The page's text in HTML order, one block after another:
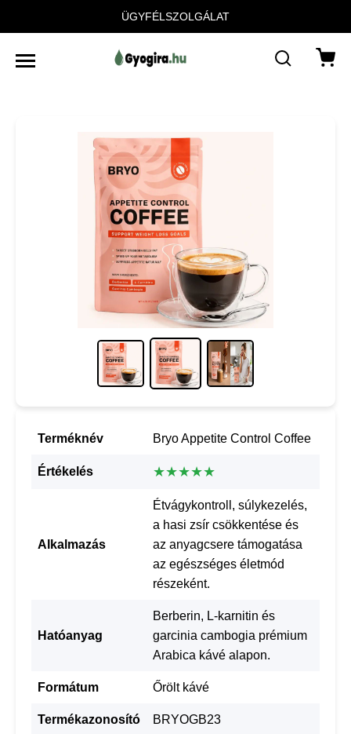
ÜGYFÉLSZOLGÁLAT
Terméknév Bryo Appetite Control Coffee
Értékelés ★★★★★
Alkalmazás
Étvágykontroll, súlykezelés,
a hasi zsír csökkentése és
az anyagcsere támogatása
az egészséges életmód
részeként.
Hatóanyag
Berberin, L-karnitin és
garcinia cambogia prémium
Arabica kávé alapon.
Formátum Őrölt kávé
Termékazonosító BRYOGB23